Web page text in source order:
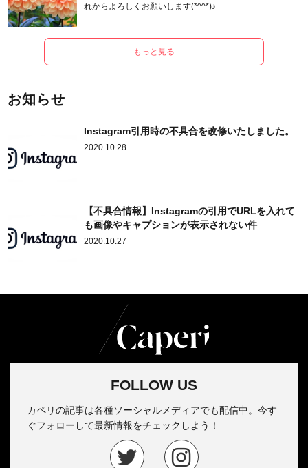
れからよろしくお願いします(*^^*)♪
もっと見る
お知らせ
Instagram引用時の不具合を改修いたしました。
2020.10.28
【不具合情報】Instagramの引用でURLを入れて
も画像やキャプションが表示されない件
2020.10.27
FOLLOW US
カペリの記事は各種ソーシャルメディアでも配信中。今す
ぐフォローして最新情報をチェックしよう！